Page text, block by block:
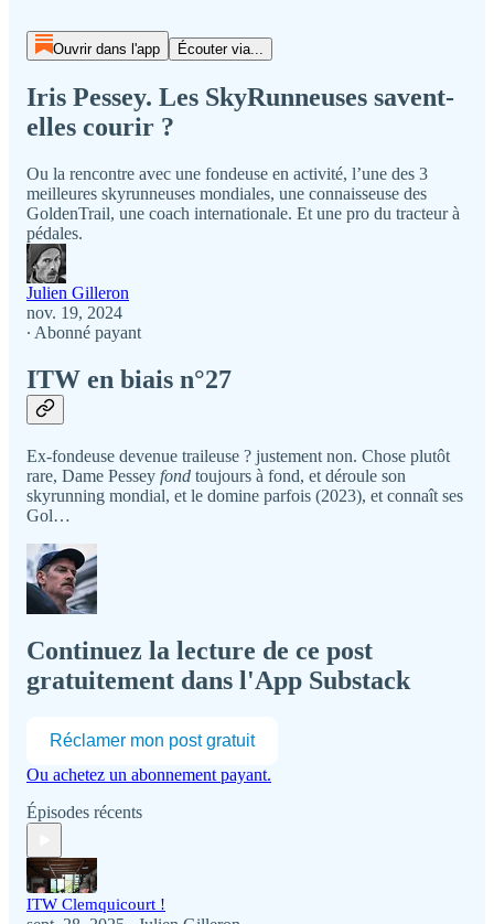
Ouvrir dans l'app Écouter via...
Iris Pessey. Les SkyRunneuses savent-
elles courir ?
Ou la rencontre avec une fondeuse en activité, l’une des 3
meilleures skyrunneuses mondiales, une connaisseuse des
GoldenTrail, une coach internationale. Et une pro du tracteur à
pédales.
Julien Gilleron
nov. 19, 2024
∙ Abonné payant
ITW en biais n°27
Ex-fondeuse devenue traileuse ? justement non. Chose plutôt
rare, Dame Pessey fond toujours à fond, et déroule son
skyrunning mondial, et le domine parfois (2023), et connaît ses
Gol…
Continuez la lecture de ce post
gratuitement dans l'App Substack
Réclamer mon post gratuit
Ou achetez un abonnement payant.
Épisodes récents
ITW Clemquicourt !